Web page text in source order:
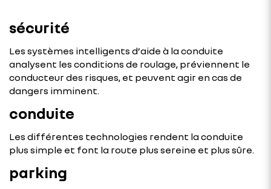
sécurité
Les systèmes intelligents d’aide à la conduite
analysent les conditions de roulage, préviennent le
conducteur des risques, et peuvent agir en cas de
dangers imminent.
conduite
Les différentes technologies rendent la conduite
plus simple et font la route plus sereine et plus sûre.
parking